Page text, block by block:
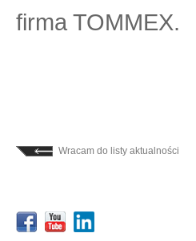
firma TOMMEX.
Wracam do listy aktualności